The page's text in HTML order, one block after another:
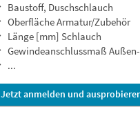
Baustoff, Duschschlauch
Oberfläche Armatur/Zubehör
Länge [mm] Schlauch
Gewindeanschlussmaß
...
Jetzt anmelden und